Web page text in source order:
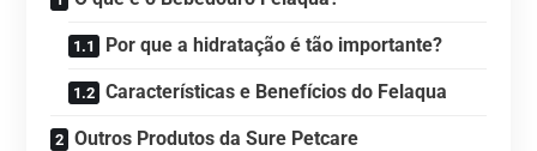
Por que a hidratação é tão importante?
Características e Benefícios do Felaqua
Outros Produtos da Sure Petcare